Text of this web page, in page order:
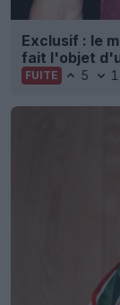
Exclusif : le
fait l'objet
FUITE 5 1